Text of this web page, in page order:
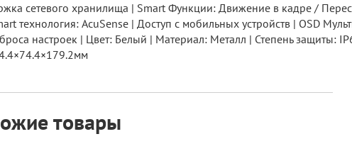
сетевого хранилища | Smart Функции: Движение в кадре /
технология: AcuSense | Доступ с мобильных устройств | OSD
настроек | Цвет: Белый | Материал: Металл | Степень защиты:
товары